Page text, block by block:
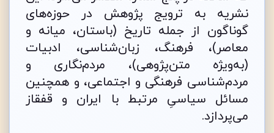
نشریه به ترویج پژوهش‌ در حوزه‌های
گوناگون از جمله تاریخ (باستان، میانه و
معاصر)، فرهنگ، زبان‌شناسی، ادبیات
(به‌ویژه متن‌پژوهی)، مردم‌نگاری و
مردم‌شناسی فرهنگی و اجتماعی، و همچنین
مسائل سیاسیِ مرتبط با ایران و قفقاز
می‌پردازد.